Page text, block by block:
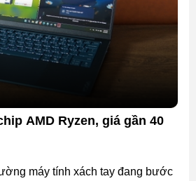
AMD Ryzen, giá gần 40
máy tính xách tay đang bước